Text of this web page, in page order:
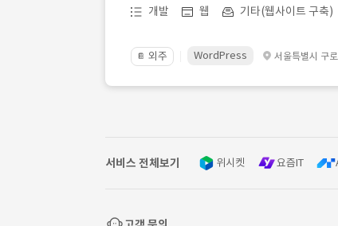
개발 웹 기타(웹사이트 구축)
📔 외주 WordPress 서울특별시 구
서비스 전체보기 위시켓 요즘IT